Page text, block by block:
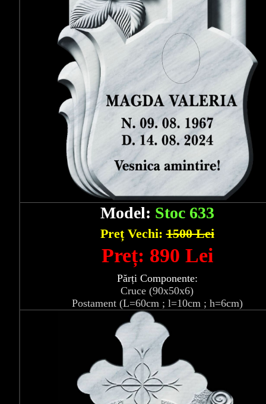
Model: Stoc 633
Preț Vechi:1500 Lei
Preț: 890 Lei
Părți Componente:
Cruce (90x50x6)
Postament (L=60cm ; l=10cm ; h=6cm)